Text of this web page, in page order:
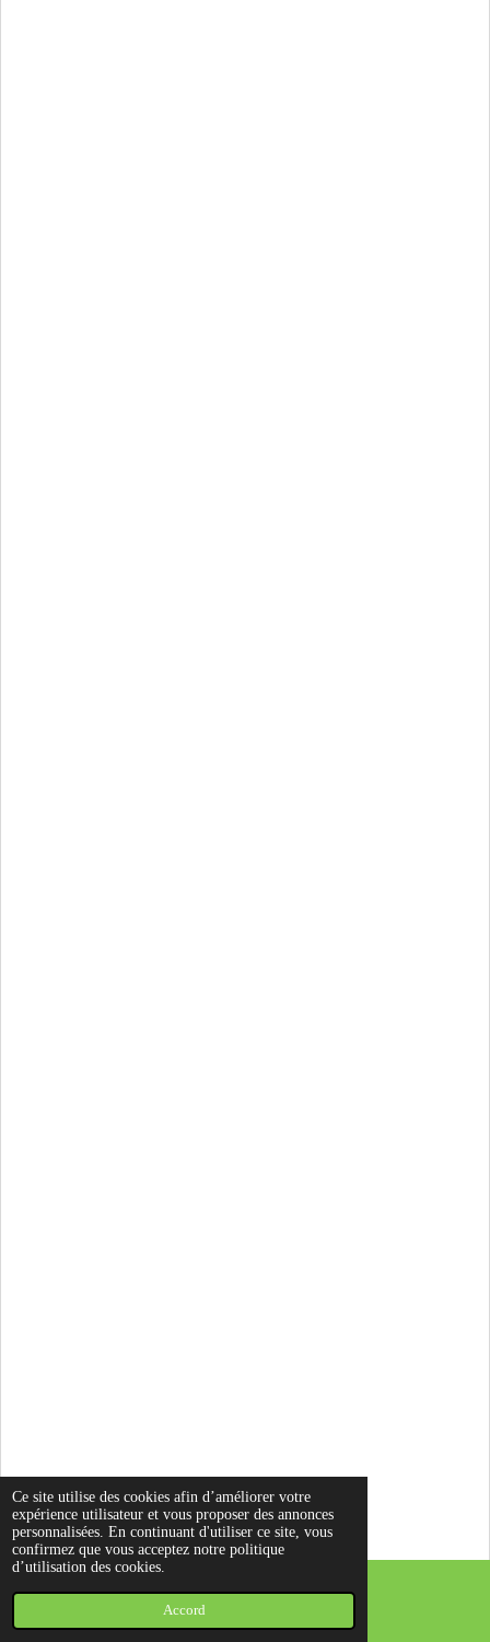
Ce site utilise des cookies afin d’améliorer votre
expérience utilisateur et vous proposer des annonces
personnalisées. En continuant d'utiliser ce site, vous
confirmez que vous acceptez notre politique
d’utilisation des cookies.
Accord